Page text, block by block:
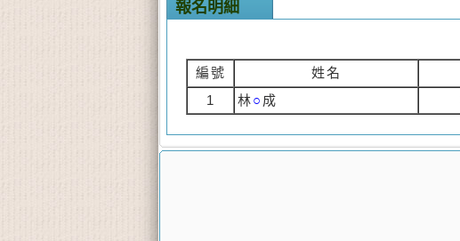
報名明細
編號 姓名
1
林○ 成